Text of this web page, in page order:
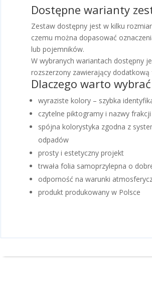
Dostępne warianty
Zestaw dostępny jest w kilku
czemu można dopasować
lub pojemników.
W wybranych wariantach dostępny
rozszerzony zawierający
Dlaczego warto
wyraziste kolory – szybka
czytelne piktogramy i nazwy frakcji
spójna kolorystyka zgodna z
odpadów
prosty i estetyczny projekt
trwała folia samoprzylepna o
odporność na warunki
produkt produkowany w Polsce